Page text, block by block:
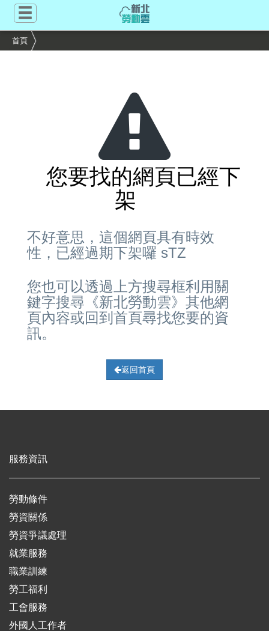
要
首頁
您要找的網頁已經下
架
不好意思，這個網頁具有時效
性，已經過期下架囉 sTZ
您也可以透過上方搜尋框利用關
鍵字搜尋《新北勞動雲》其他網
頁內容或回到首頁尋找您要的資
訊。
返回首頁
服務資訊
勞動條件
勞資關係
勞資爭議處理
就業服務
職業訓練
勞工福利
工會服務
外國人工作者